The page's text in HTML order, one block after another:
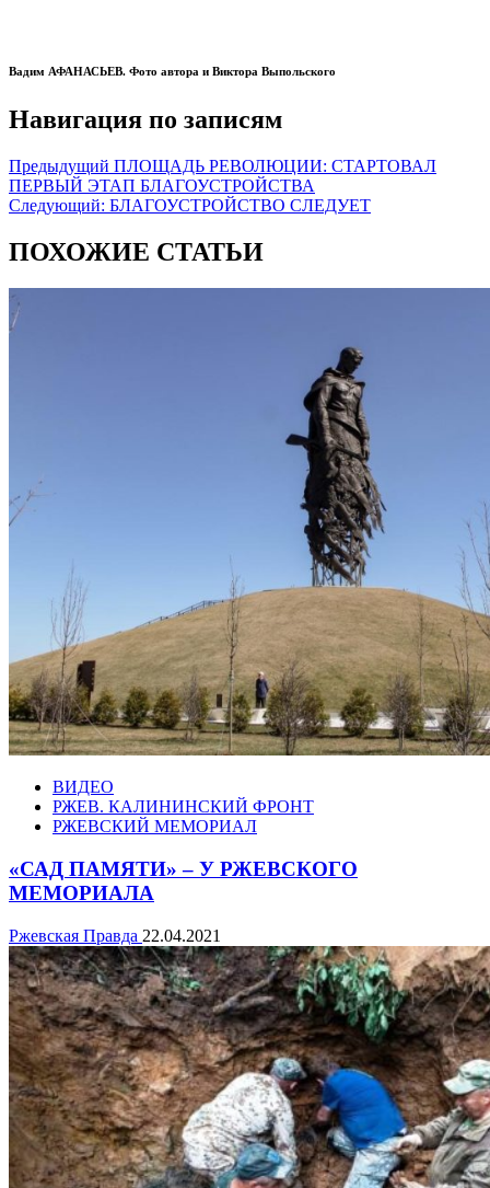
Вадим АФАНАСЬЕВ. Фото автора и Виктора Выпольского
Навигация по записям
Предыдущий ПЛОЩАДЬ РЕВОЛЮЦИИ: СТАРТОВАЛ
ПЕРВЫЙ ЭТАП БЛАГОУСТРОЙСТВА
Следующий: БЛАГОУСТРОЙСТВО СЛЕДУЕТ
ПОХОЖИЕ СТАТЬИ
ВИДЕО
РЖЕВ. КАЛИНИНСКИЙ ФРОНТ
РЖЕВСКИЙ МЕМОРИАЛ
«САД ПАМЯТИ» – У РЖЕВСКОГО
МЕМОРИАЛА
Ржевская Правда 22.04.2021